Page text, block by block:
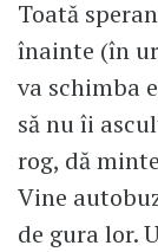
Toată
înainte (în
va schimba
să nu îi
rog, dă
Vine
de gura lor.